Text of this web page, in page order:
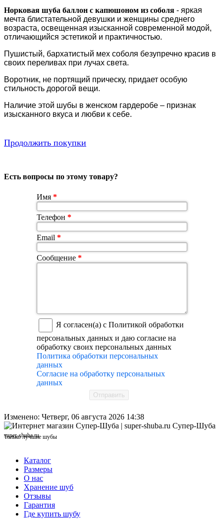
Норковая шуба баллон с капюшоном из соболя - яркая
мечта блистательной девушки и женщины среднего
возраста, освещенная изысканной современной модой,
отличающийся эстетикой и практичностью.
Пушистый, бархатистый мех соболя безупречно красив в
своих переливах при лучах света.
Воротник, не портящий прическу, придает особую
стильность дорогой вещи.
Наличие этой шубы в женском гардеробе – признак
изысканного вкуса и любви к себе.
Продолжить покупки
Есть вопросы по этому товару?
Имя *
Телефон *
Email *
Сообщение *
Я согласен(а) с Политикой обработки
персональных данных и даю согласие на
обработку своих персональных данных
Политика обработки персональных
данных
Согласие на обработку персональных
данных
Отправить
Изменено: Четверг, 06 августа 2026 14:38
Супер-Шуба
super-shuba.ru
Только лучшие шубы
Каталог
Размеры
О нас
Хранение шуб
Отзывы
Гарантия
Где купить шубу